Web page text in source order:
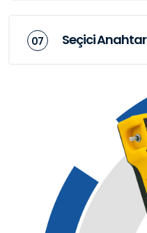
Seçici Anahtar